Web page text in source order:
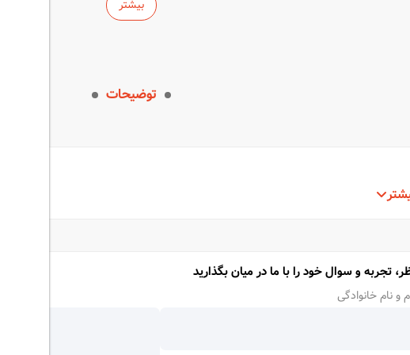
بیشتر
توضیحات
تجربه و سوال خود را با ما در میان بگذارید
و نام خانوادگی